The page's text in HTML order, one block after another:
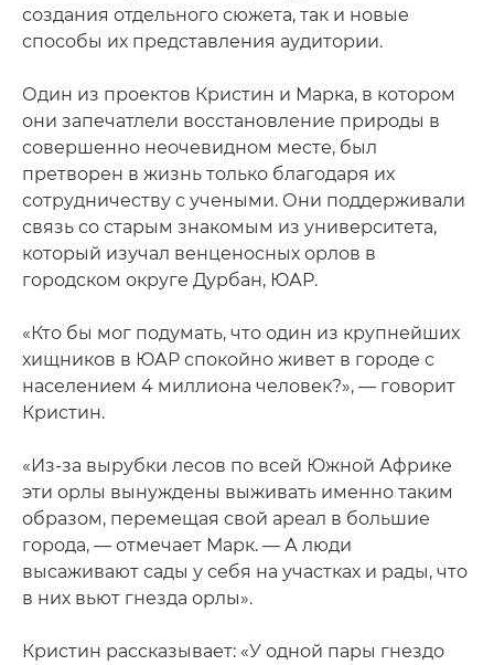
создания отдельного сюжета, так и новые
способы их представления аудитории.
Один из проектов Кристин и Марка, в котором
они запечатлели восстановление природы в
совершенно неочевидном месте, был
претворен в жизнь только благодаря их
сотрудничеству с учеными. Они поддерживали
связь со старым знакомым из университета,
который изучал венценосных орлов в
городском округе Дурбан, ЮАР.
«Кто бы мог подумать, что один из крупнейших
хищников в ЮАР спокойно живет в городе с
населением 4 миллиона человек?», — говорит
Кристин.
«Из-за вырубки лесов по всей Южной Африке
эти орлы вынуждены выживать именно таким
образом, перемещая свой ареал в большие
города, — отмечает Марк. — А люди
высаживают сады у себя на участках и рады, что
в них вьют гнезда орлы».
Кристин рассказывает: «У одной пары гнездо